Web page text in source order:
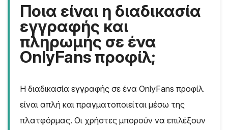
Ποια είναι η διαδικασία
εγγραφής και
πληρωμής σε ένα
OnlyFans προφίλ;
Η διαδικασία εγγραφής σε ένα OnlyFans προφίλ
είναι απλή και πραγματοποιείται μέσω της
πλατφόρμας. Οι χρήστες μπορούν να επιλέξουν